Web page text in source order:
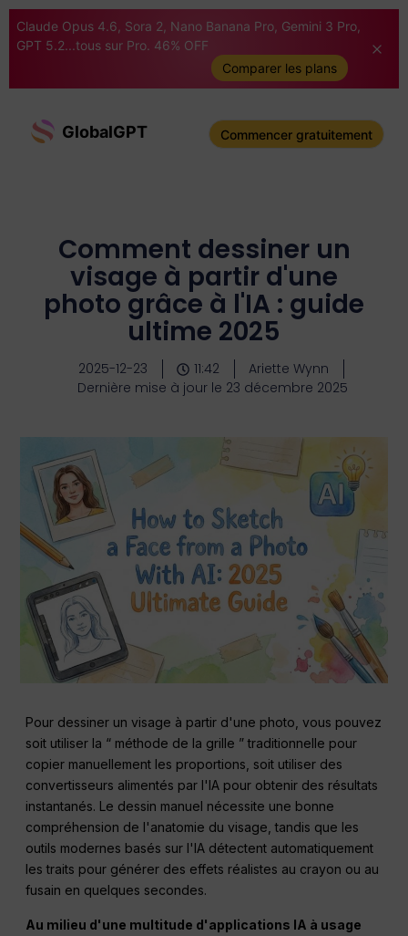
Claude Opus 4.6, Sora 2, Nano Banana Pro, Gemini 3 Pro,
GPT 5.2...tous sur Pro. 46% OFF
Comparer les plans
GlobalGPT Commencer gratuitement
Comment dessiner un
visage à partir d'une
photo grâce à l'IA : guide
ultime 2025
2025-12-23 11:42
Ariette Wynn
Dernière mise à jour le 23 décembre 2025
Pour dessiner un visage à partir d'une photo, vous pouvez
soit utiliser la “ méthode de la grille ” traditionnelle pour
copier manuellement les proportions, soit utiliser des
convertisseurs alimentés par l'IA pour obtenir des résultats
instantanés. Le dessin manuel nécessite une bonne
compréhension de l'anatomie du visage, tandis que les
outils modernes basés sur l'IA détectent automatiquement
les traits pour générer des effets réalistes au crayon ou au
fusain en quelques secondes.
Au milieu d'une multitude d'applications IA à usage